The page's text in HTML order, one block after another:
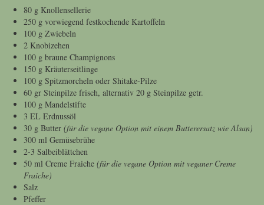
80 g Knollensellerie
250 g vorwiegend festkochende Kartoffeln
100 g Zwiebeln
2 Knobizehen
100 g braune Champignons
150 g Kräuterseitlinge
100 g Spitzmorcheln oder Shitake-Pilze
60 gr Steinpilze frisch, alternativ 20 g Steinpilze getr.
100 g Mandelstifte
3 EL Erdnussöl
30 g Butter (für die vegane Option mit einem Butterersatz wie Alsan)
300 ml Gemüsebrühe
2-3 Salbeiblättchen
50 ml Creme Fraiche (für die vegane Option mit veganer Creme
Fraiche)
Salz
Pfeffer